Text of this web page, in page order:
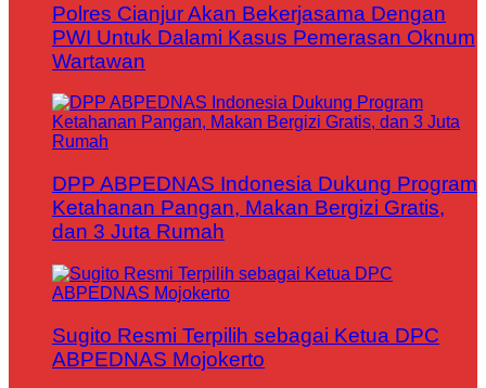
Polres Cianjur Akan Bekerjasama Dengan
PWI Untuk Dalami Kasus Pemerasan Oknum
Wartawan
DPP ABPEDNAS Indonesia Dukung Program
Ketahanan Pangan, Makan Bergizi Gratis,
dan 3 Juta Rumah
Sugito Resmi Terpilih sebagai Ketua DPC
ABPEDNAS Mojokerto